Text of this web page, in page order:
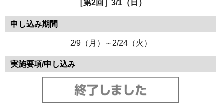
［第2回］3/1（日）
2/9（月）～2/24（火）